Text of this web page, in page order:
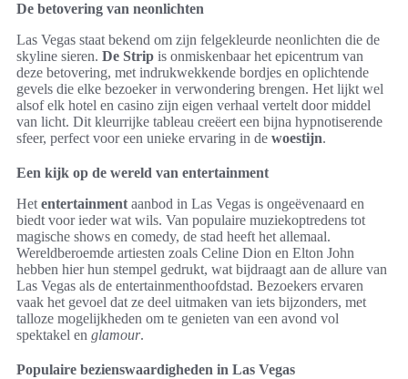
De betovering van neonlichten
Las Vegas staat bekend om zijn felgekleurde neonlichten die de
skyline sieren. De Strip is onmiskenbaar het epicentrum van
deze betovering, met indrukwekkende bordjes en oplichtende
gevels die elke bezoeker in verwondering brengen. Het lijkt wel
alsof elk hotel en casino zijn eigen verhaal vertelt door middel
van licht. Dit kleurrijke tableau creëert een bijna hypnotiserende
sfeer, perfect voor een unieke ervaring in de woestijn.
Een kijk op de wereld van entertainment
Het entertainment aanbod in Las Vegas is ongeëvenaard en
biedt voor ieder wat wils. Van populaire muziekoptredens tot
magische shows en comedy, de stad heeft het allemaal.
Wereldberoemde artiesten zoals Celine Dion en Elton John
hebben hier hun stempel gedrukt, wat bijdraagt aan de allure van
Las Vegas als de entertainmenthoofdstad. Bezoekers ervaren
vaak het gevoel dat ze deel uitmaken van iets bijzonders, met
talloze mogelijkheden om te genieten van een avond vol
spektakel en glamour.
Populaire bezienswaardigheden in Las Vegas